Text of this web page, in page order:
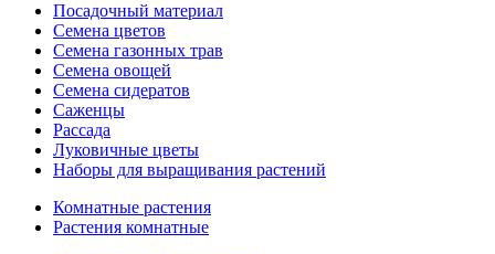
Посадочный материал
Семена цветов
Семена газонных трав
Семена овощей
Семена сидератов
Саженцы
Рассада
Луковичные цветы
Наборы для выращивания растений
Комнатные растения
Растения комнатные